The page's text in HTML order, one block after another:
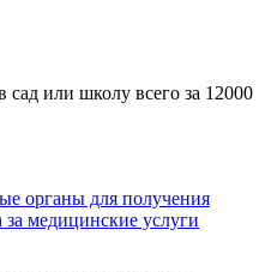
или школу всего за 12000
органы для получения
за медицинские услуги